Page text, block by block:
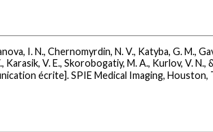
I. N., Chernomyrdin, N. V., Katyba, G. M.,
Karasik, V. E., Skorobogatiy, M. A., Kurlov, V.
écrite]. SPIE Medical Imaging, Houston,